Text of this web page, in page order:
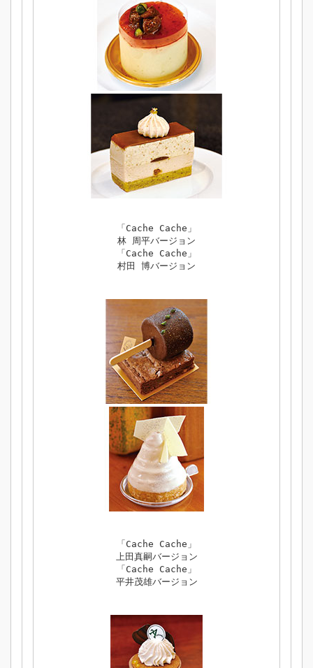
「Cache Cache」
林 周平バージョン
「Cache Cache」
村田 博バージョン
「Cache Cache」
上田真嗣バージョン
「Cache Cache」
平井茂雄バージョン